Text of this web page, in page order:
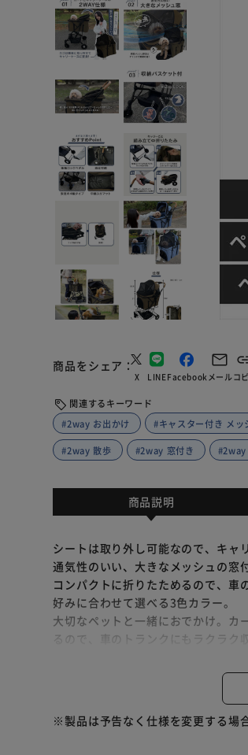
商品をシェア
X LINEFacebookメールコ
関連するキーワード
#2way お出かけ
#キャスター付き メッ
#2way 散歩 #2way 窓付き #2way
商品説明
シートは取り外し可能なので、キャ
通気性のいい、大きなメッシュの窓付
コンパクトに折りたためるので、車
好みに合わせて選べる3色カラー。
大切なペットと一緒におでかけ。カ
るので、車のトランクにもラクラク収
ベビー用品をつくっているメーカ
●分離しなくてもキャリーごと組み
●後輪にはストッパー、前輪タイヤ
※製品は予告なく仕様を変更する場